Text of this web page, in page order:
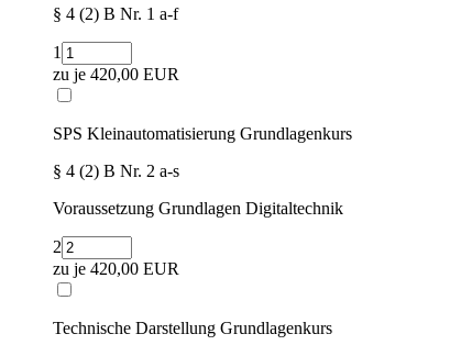
§ 4 (2) B Nr. 1 a-f
1
zu je 420,00 EUR
SPS Kleinautomatisierung Grundlagenkurs
§ 4 (2) B Nr. 2 a-s
Voraussetzung Grundlagen Digitaltechnik
2
zu je 420,00 EUR
Technische Darstellung Grundlagenkurs